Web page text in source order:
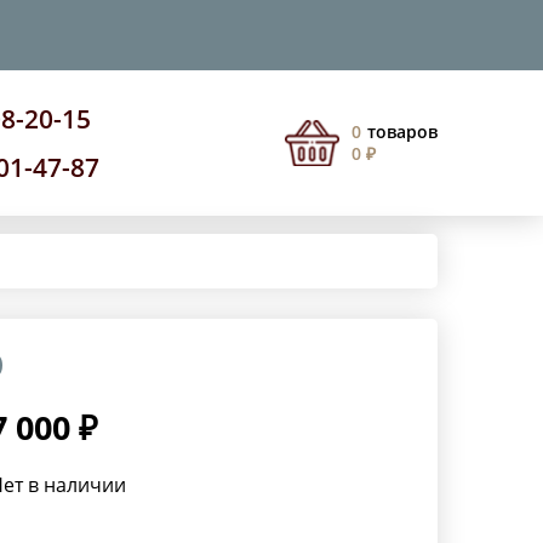
20-15
47-87
0 товаров
0 ₽
000 ₽
в наличии